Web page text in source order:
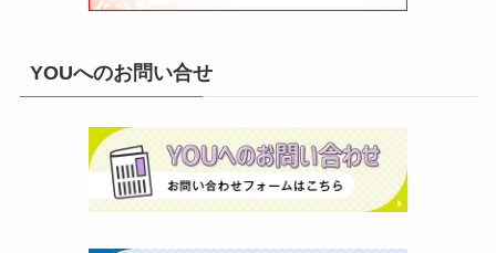
YOUへのお問い合せ